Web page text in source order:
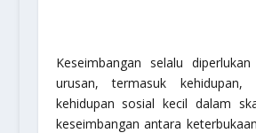
Keseimbangan selalu
urusan, termasuk kehidupan,
kehidupan sosial kecil dalam
keseimbangan antara